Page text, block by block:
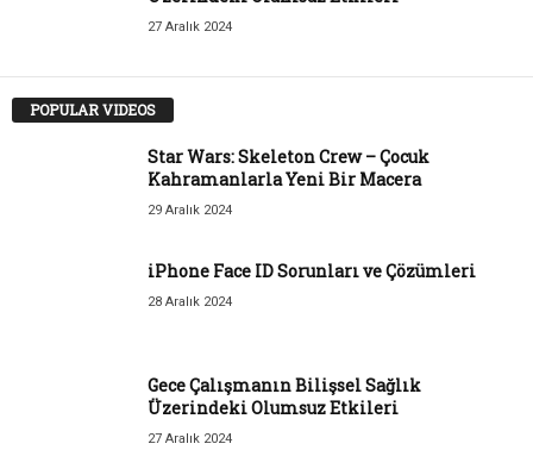
27 Aralık 2024
POPULAR VIDEOS
Star Wars: Skeleton Crew – Çocuk
Kahramanlarla Yeni Bir Macera
29 Aralık 2024
iPhone Face ID Sorunları ve Çözümleri
28 Aralık 2024
Gece Çalışmanın Bilişsel Sağlık
Üzerindeki Olumsuz Etkileri
27 Aralık 2024